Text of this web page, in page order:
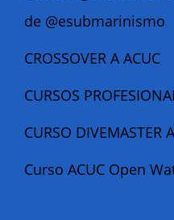
de @esubmarinismo
CROSSOVER A ACUC
CURSOS
CURSO DIVEMASTER
Curso ACUC Open